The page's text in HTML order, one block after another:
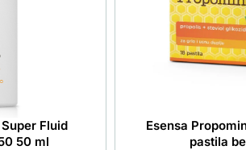
Fluid
50 ml
Esensa
pastila